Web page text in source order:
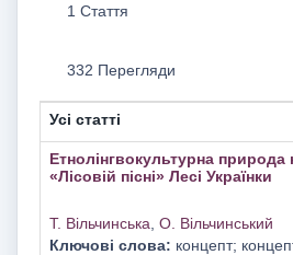
1 Стаття
332 Перегляди
Усі статті
Етнолінгвокультурна
«Лісовій пісні» Лесі Українки
Т. Вільчинська О. Вільчинський
Ключові слова: концепт;